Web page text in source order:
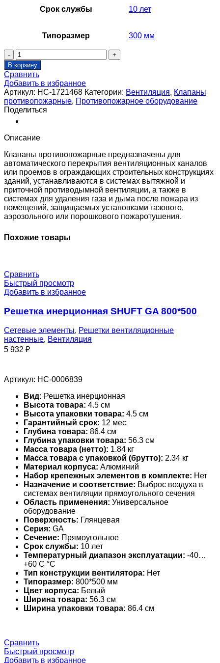
Срок службы 10 лет
Типоразмер 300 мм
Количество
товара
Клапан
противопожарный
SHUFT
SHFDC-
120-
O-
300_300-
0-
0-
0
В корзину
Сравнить
Добавить в избранное
Артикул: НС-1721468 Категории: Вентиляция, Клапаны
противопожарные, Противопожарное оборудование
Поделиться
Описание
Клапаны противопожарные предназначены для
автоматического перекрытия вентиляционных каналов
или проемов в ограждающих строительных конструкциях
зданий, устанавливаются в системах вытяжной и
приточной противодымной вентиляции, а также в
системах для удаления газа и дыма после пожара из
помещений, защищаемых установками газового,
аэрозольного или порошкового пожаротушения.
Похожие товары
Сравнить
Быстрый просмотр
Добавить в избранное
Решетка инерционная SHUFT GA 800*500
Сетевые элементы, Решетки вентиляционные
настенные, Вентиляция
5 932 ₽
Артикул: НС-0006839
Вид: Решетка инерционная
Высота товара: 4.5 см
Высота упаковки товара: 4.5 см
Гарантийный срок: 12 мес
Глубина товара: 86.4 см
Глубина упаковки товара: 56.3 см
Масса товара (нетто): 1.84 кг
Масса товара с упаковкой (брутто): 2.34 кг
Материал корпуса: Алюминий
Набор крепежных элементов в комплекте: Нет
Назначение и соответствие: Выброс воздуха в
системах вентиляции прямоугольного сечения
Область применения: Универсальное
оборудование
Поверхность: Глянцевая
Серия: GA
Сечение: Прямоугольное
Срок службы: 10 лет
Температурный диапазон эксплуатации: -40…
+60 С °С
Тип конструкции вентилятора: Нет
Типоразмер: 800*500 мм
Цвет корпуса: Белый
Ширина товара: 56.3 см
Ширина упаковки товара: 86.4 см
Сравнить
Быстрый просмотр
Добавить в избранное